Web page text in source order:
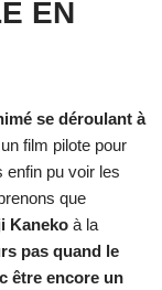
EN
se déroulant à
film pilote pour
enfin pu voir les
que
Kaneko à la
pas quand le
être encore un